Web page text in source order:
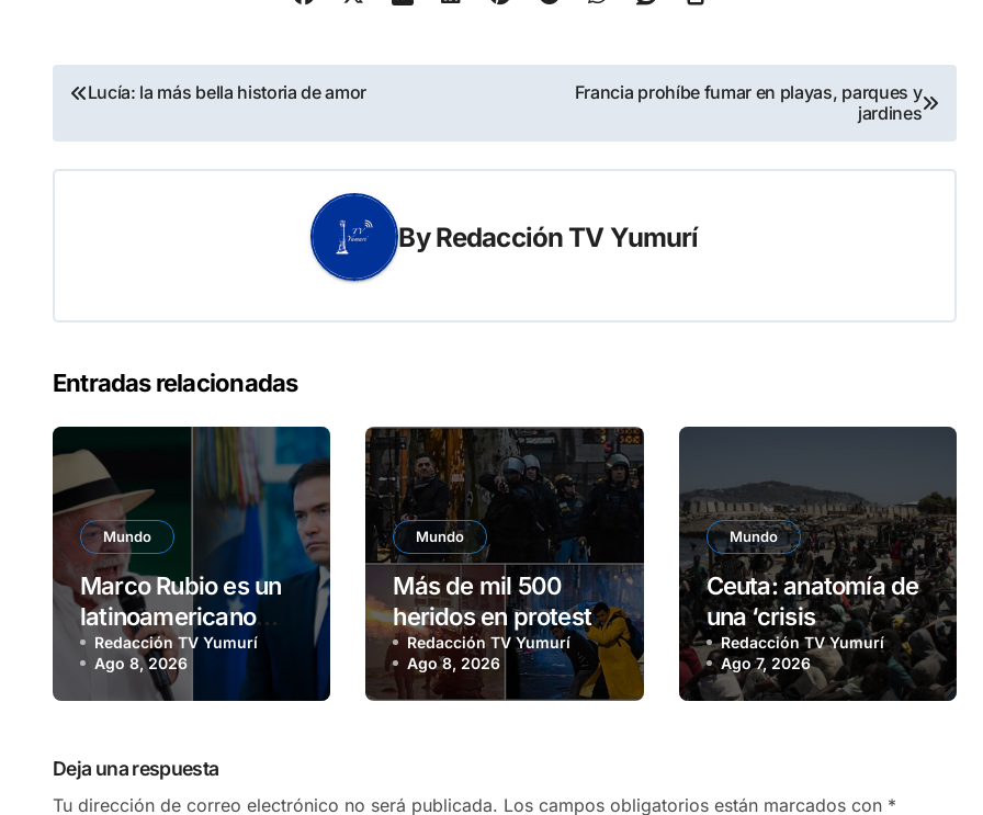
Navegación
de
entradas
Lucía: la más bella historia de amor
Francia prohíbe fumar en playas, parques y
jardines
ByRedacción TV Yumurí
Entradas relacionadas
Mundo
Marco Rubio es un
latinoamericano
frustrado, afirma
Lula
Redacción TV Yumurí
Ago 8, 2026
Mundo
Más de mil 500
heridos en protesta
frente al Congreso
argentino
Redacción TV Yumurí
Ago 8, 2026
Mundo
Ceuta: anatomía de
una ‘crisis
migratoria’
Redacción TV Yumurí
Ago 7, 2026
Deja una respuesta
Tu dirección de correo electrónico no será publicada. Los campos obligatorios están marcados con *